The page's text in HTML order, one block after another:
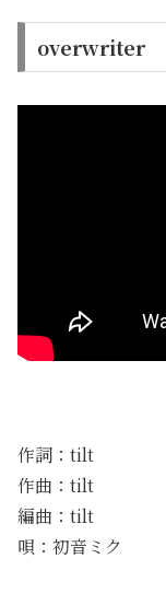
overwriter
作詞：tilt
作曲：tilt
編曲：tilt
唄：初音ミク